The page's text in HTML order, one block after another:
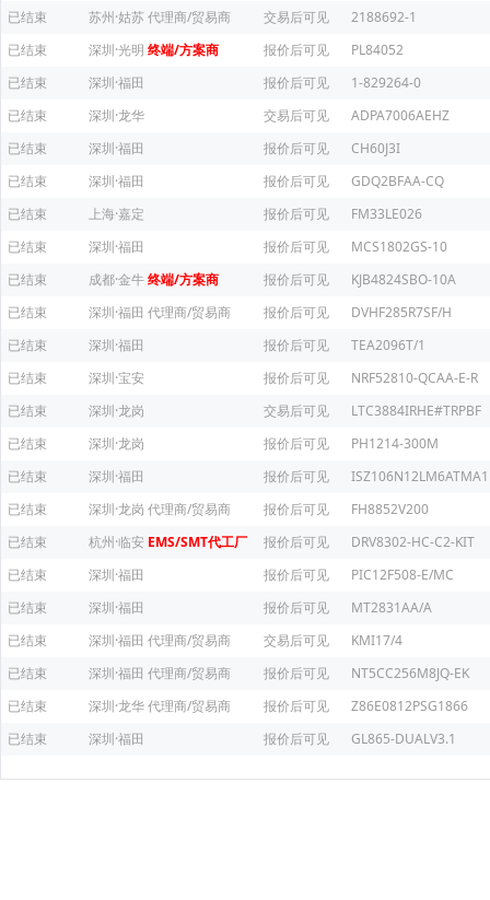
已结束
苏州·姑苏代理商/贸易商 交易后可见
2188692-1
已结束
深圳·光明 终端/方案商 报价后可见
PL84052
已结束
深圳·福田 报价后可见
1-829264-0
已结束
深圳·龙华 交易后可见
ADPA7006AEHZ
已结束
深圳·福田 报价后可见
CH60J3I
已结束
深圳·福田 报价后可见
GDQ2BFAA-CQ
已结束
上海·嘉定 报价后可见
FM33LE026
已结束
深圳·福田 报价后可见
MCS1802GS-10
已结束
成都·金牛终端/方案商 报价后可见
KJB4824SBO-10A
已结束
深圳·福田 代理商/贸易商 报价后可见
DVHF285R7SF/H
已结束
深圳·福田 报价后可见
TEA2096T/1
已结束
深圳·宝安 报价后可见
NRF52810-QCAA-E-R
已结束
深圳·龙岗 交易后可见
LTC3884IRHE#TRPBF
已结束
深圳·龙岗 报价后可见
PH1214-300M
已结束
深圳·福田 报价后可见
ISZ106N12LM6ATMA1
已结束
深圳·龙岗 代理商/贸易商 报价后可见
FH8852V200
已结束
杭州·临安 EMS/SMT代工厂 报价后可见
DRV8302-HC-C2-KIT
已结束
深圳·福田 报价后可见
PIC12F508-E/MC
已结束
深圳·福田 报价后可见
MT2831AA/A
已结束
深圳·福田 代理商/贸易商 交易后可见
KMI17/4
已结束
深圳·福田 代理商/贸易商 报价后可见
NT5CC256M8JQ-EK
已结束
深圳·龙华代理商/贸易商 报价后可见
Z86E0812PSG1866
已结束
深圳·福田 报价后可见 GL865-DUALV3.1